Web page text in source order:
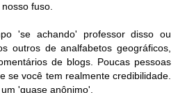
fuso.
'se achando' professor disso ou
outros de analfabetos geográficos,
de blogs. Poucas pessoas
se você tem realmente credibilidade.
'quase anônimo'.